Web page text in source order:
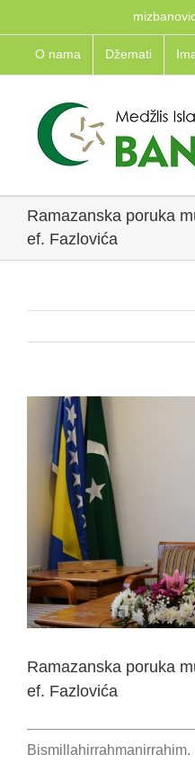
to
contentO nama Džemati
Ramazanska poruka
ef. Fazlovića
View
Larger
Image
Ramazanska poruka
ef. Fazlovića
Bismillahirrahmanirrahim.